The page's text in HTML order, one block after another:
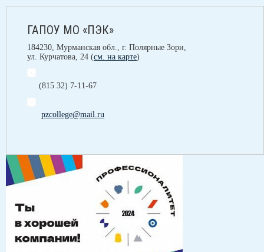
ГАПОУ МО «ПЭК»
184230, Мурманская обл., г. Полярные Зори,
ул. Курчатова, 24 (см. на карте)
(815 32) 7-11-67
pzcollege@mail.ru